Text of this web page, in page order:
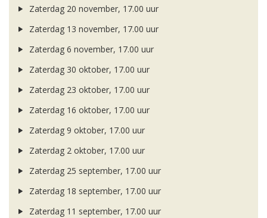
Zaterdag 20 november, 17.00 uur
Zaterdag 13 november, 17.00 uur
Zaterdag 6 november, 17.00 uur
Zaterdag 30 oktober, 17.00 uur
Zaterdag 23 oktober, 17.00 uur
Zaterdag 16 oktober, 17.00 uur
Zaterdag 9 oktober, 17.00 uur
Zaterdag 2 oktober, 17.00 uur
Zaterdag 25 september, 17.00 uur
Zaterdag 18 september, 17.00 uur
Zaterdag 11 september, 17.00 uur